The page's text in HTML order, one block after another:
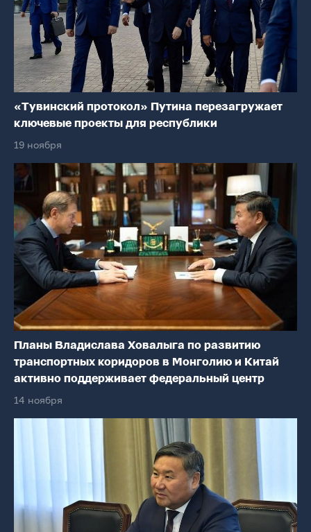
«Тувинский протокол» Путина перезагружает
ключевые проекты для республики
19 ноября
Планы Владислава Ховалыга по развитию
транспортных коридоров в Монголию и Китай
активно поддерживает федеральный центр
14 ноября